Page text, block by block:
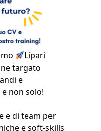
Lipari
targato
e
non solo!
e di team per
e soft-skills